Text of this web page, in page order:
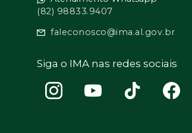
(82) 98833.9407
faleconosco@ima.al.gov.br
Siga o IMA nas redes sociais